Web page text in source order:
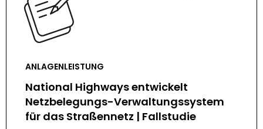
ANLAGENLEISTUNG
National Highways entwickelt
Netzbelegungs-Verwaltungssystem
für das Straßennetz | Fallstudie